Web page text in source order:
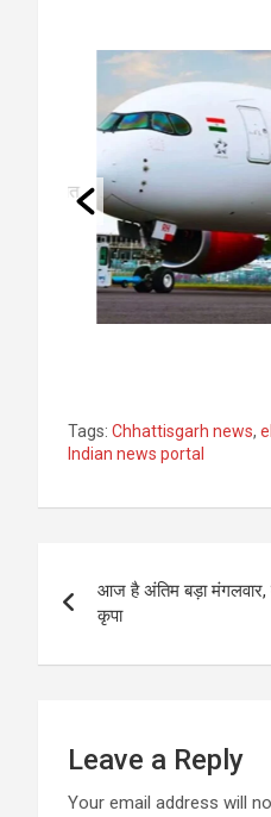
Tags: Chhattisgarh news,
Indian news portal
navigation
आज है अंतिम बड़ा
कृपा
Leave a Reply
Your email address will